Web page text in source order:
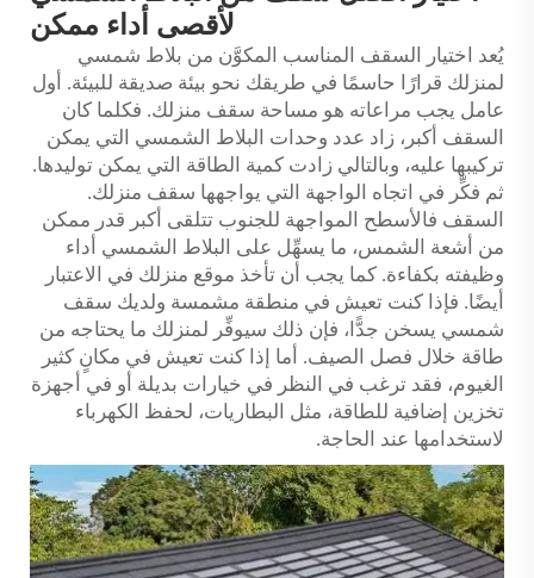
لأقصى أداء ممكن
يُعد اختيار السقف المناسب المكوَّن من بلاط شمسي
لمنزلك قرارًا حاسمًا في طريقك نحو بيئة صديقة للبيئة. أول
عامل يجب مراعاته هو مساحة سقف منزلك. فكلما كان
السقف أكبر، زاد عدد وحدات البلاط الشمسي التي يمكن
تركيبها عليه، وبالتالي زادت كمية الطاقة التي يمكن توليدها.
ثم فكِّر في اتجاه الواجهة التي يواجهها سقف منزلك.
السقف فالأسطح المواجهة للجنوب تتلقى أكبر قدر ممكن
من أشعة الشمس، ما يسهِّل على البلاط الشمسي أداء
وظيفته بكفاءة. كما يجب أن تأخذ موقع منزلك في الاعتبار
أيضًا. فإذا كنت تعيش في منطقة مشمسة ولديك سقف
شمسي يسخن جدًّا، فإن ذلك سيوفِّر لمنزلك ما يحتاجه من
طاقة خلال فصل الصيف. أما إذا كنت تعيش في مكانٍ كثير
الغيوم، فقد ترغب في النظر في خيارات بديلة أو في أجهزة
تخزين إضافية للطاقة، مثل البطاريات، لحفظ الكهرباء
لاستخدامها عند الحاجة.